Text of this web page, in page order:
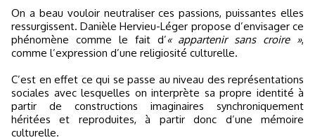
On a beau vouloir neutraliser ces passions, puissantes elles
ressurgissent. Danièle Hervieu-Léger propose d’envisager ce
phénomène comme le fait d’« appartenir sans croire »,
comme l’expression d’une religiosité culturelle.
C’est en effet ce qui se passe au niveau des représentations
sociales avec lesquelles on interprète sa propre identité à
partir de constructions imaginaires synchroniquement
héritées et reproduites, à partir donc d’une mémoire
culturelle.